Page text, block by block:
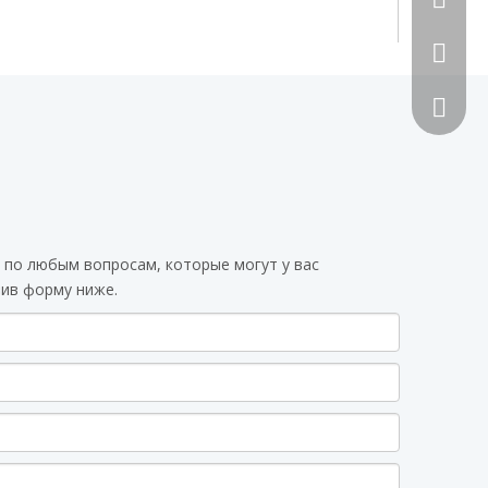
любым вопросам, которые могут у вас
форму ниже.